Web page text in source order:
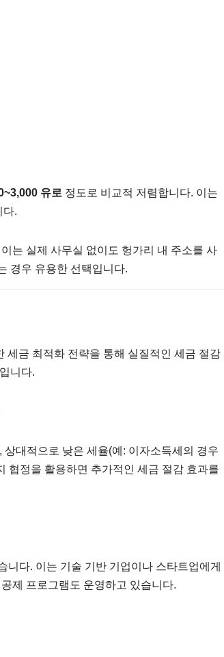
유로 정도로 비교적 저렴합니다. 이는
다.
는 실제 사무실 없이도 헝가리 내 주소를 사
경우 유용한 선택입니다.
세금 최적화 전략을 통해 실질적인 세금 절감
니다.
대적으로 낮은 세율(예: 이자소득세의 경우
협정을 활용하면 추가적인 세금 절감 효과를
다. 이는 기술 기반 기업이나 스타트업에게
제 프로그램도 운영하고 있습니다.